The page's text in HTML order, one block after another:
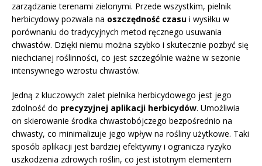
zarządzanie terenami zielonymi. Przede wszystkim, pielnik
herbicydowy pozwala na oszczędność czasu i wysiłku w
porównaniu do tradycyjnych metod ręcznego usuwania
chwastów. Dzięki niemu można szybko i skutecznie pozbyć się
niechcianej roślinności, co jest szczególnie ważne w sezonie
intensywnego wzrostu chwastów.
Jedną z kluczowych zalet pielnika herbicydowego jest jego
zdolność do precyzyjnej aplikacji herbicydów. Umożliwia
on skierowanie środka chwastobójczego bezpośrednio na
chwasty, co minimalizuje jego wpływ na rośliny użytkowe. Taki
sposób aplikacji jest bardziej efektywny i ogranicza ryzyko
uszkodzenia zdrowych roślin, co jest istotnym elementem